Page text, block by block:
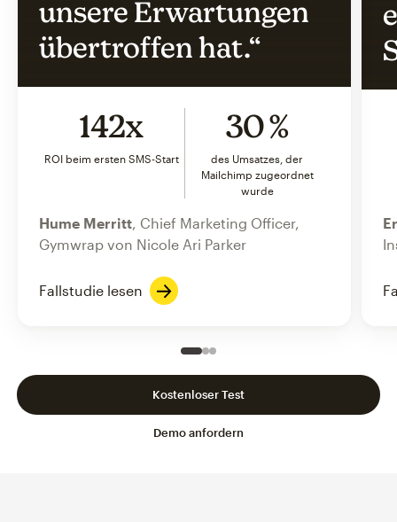
unsere Erwartungen
übertroffen hat.“
142x
ROI beim ersten SMS-Start
30 %
des Umsatzes, der
Mailchimp zugeordnet
wurde
Hume Merritt, Chief Marketing Officer,
Gymwrap von Nicole Ari Parker
Fallstudie lesen
Slide 1 of 3
Go to slide 2 of 3
Go to slide 3 of 3
Demo anfordern
Kostenloser Test